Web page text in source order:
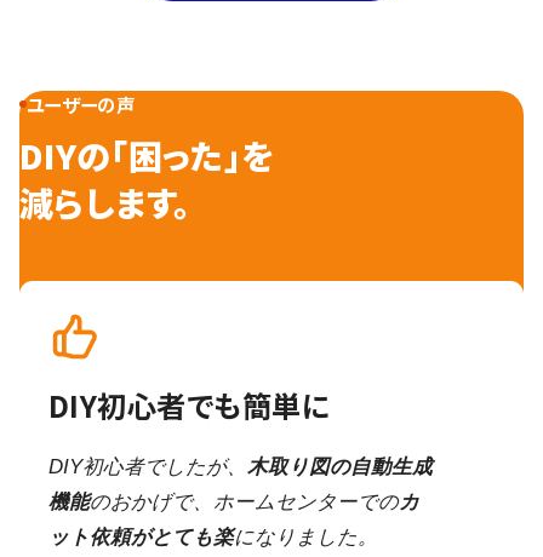
ユーザーの声
DIYの「困った」を
減らします。
DIY初心者でも簡単に
DIY初心者でしたが、 木取り図の自動生成
機能のおかげで、ホームセンターでのカ
ット依頼がとても楽になりました。